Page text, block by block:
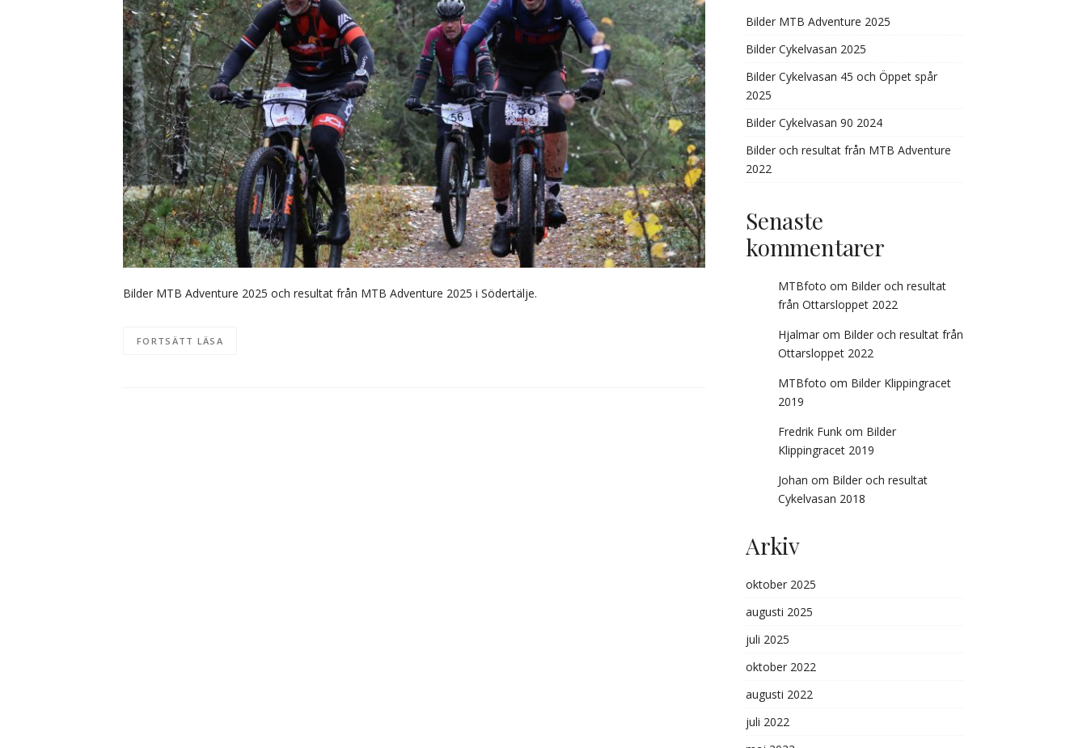
Bilder MTB Adventure 2025 och resultat från MTB Adventure 2025 i Södertälje.
FORTSÄTT LÄSA
Bilder MTB Adventure 2025
Bilder Cykelvasan 2025
Bilder Cykelvasan 45 och Öppet spår
2025
Bilder Cykelvasan 90 2024
Bilder och resultat från MTB Adventure
2022
Senaste
kommentarer
MTBfoto om Bilder och resultat
från Ottarsloppet 2022
Hjalmar om Bilder och resultat från
Ottarsloppet 2022
MTBfoto om Bilder Klippingracet
2019
Fredrik Funk om Bilder
Klippingracet 2019
Johan om Bilder och resultat
Cykelvasan 2018
Arkiv
oktober 2025
augusti 2025
juli 2025
oktober 2022
augusti 2022
juli 2022